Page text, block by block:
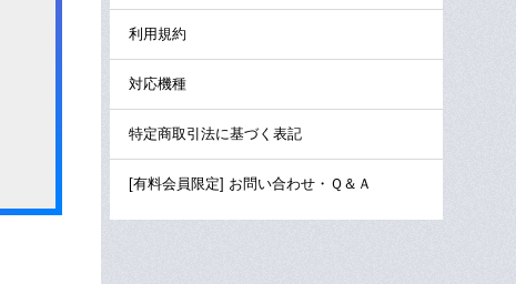
利用規約
対応機種
特定商取引法に基づく表記
[有料会員限定] お問い合わせ・Ｑ＆Ａ